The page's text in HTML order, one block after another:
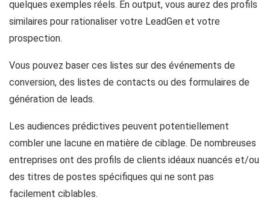
quelques exemples réels. En output, vous aurez des profils
similaires pour rationaliser votre LeadGen et votre
prospection.
Vous pouvez baser ces listes sur des événements de
conversion, des listes de contacts ou des formulaires de
génération de leads.
Les audiences prédictives peuvent potentiellement
combler une lacune en matière de ciblage. De nombreuses
entreprises ont des profils de clients idéaux nuancés et/ou
des titres de postes spécifiques qui ne sont pas
facilement ciblables.